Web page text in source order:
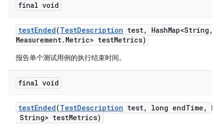
final void
testEnded(TestDescription test, HashMap<String ,
Measurement. Metric> testMetrics)
报告单个测试用例的执行结束时间。
final void
testEnded(TestDescription test, long endTime ,
String> testMetrics)